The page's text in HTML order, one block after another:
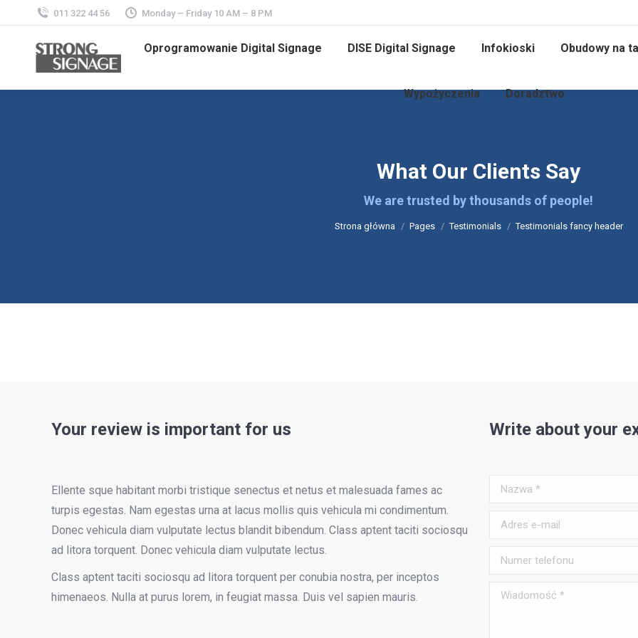
011 322 44 56 Monday – Friday 10 AM – 8 PM
Oprogramowanie Digital Signage DISE Digital Signage Infokioski Obudowy na
Wypożyczenia Doradztwo
What Our Clients Say
We are trusted by thousands of people!
Jesteś tutaj:
Strona główna Pages Testimonials Testimonials fancy header
Your review is important for us
Ellente sque habitant morbi tristique senectus et netus et malesuada fames ac
turpis egestas. Nam egestas urna at lacus mollis quis vehicula mi condimentum.
Donec vehicula diam vulputate lectus blandit bibendum. Class aptent taciti sociosqu
ad litora torquent. Donec vehicula diam vulputate lectus.
Class aptent taciti sociosqu ad litora torquent per conubia nostra, per inceptos
himenaeos. Nulla at purus lorem, in feugiat massa. Duis vel sapien mauris.
Write about your
Nazwa *
Adres e-mail
Numer telefonu
Wiadomość *